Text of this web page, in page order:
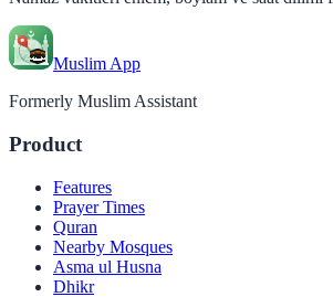
Muslim App
Formerly Muslim Assistant
Product
Features
Prayer Times
Quran
Nearby Mosques
Asma ul Husna
Dhikr